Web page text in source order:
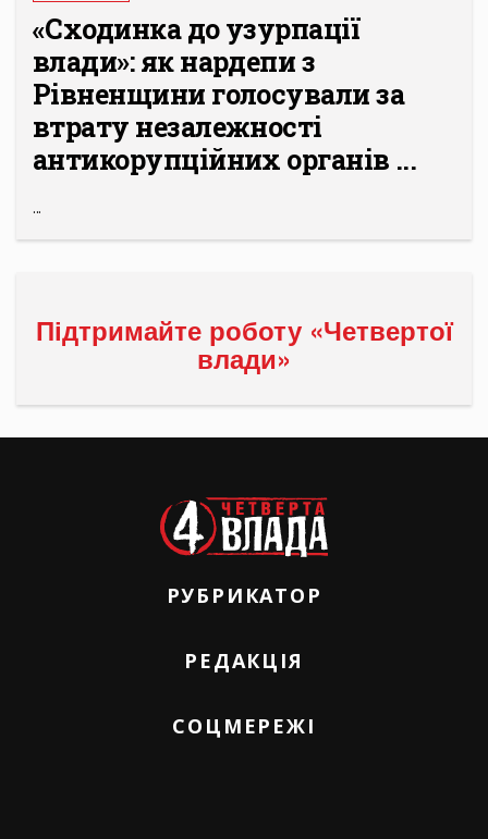
«Сходинка до узурпації
влади»: як нардепи з
Рівненщини голосували за
втрату незалежності
антикорупційних органів ...
...
Підтримайте роботу «Четвертої
влади»
РУБРИКАТОР
РЕДАКЦІЯ
СОЦМЕРЕЖІ